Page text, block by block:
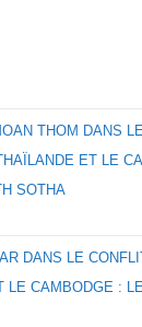
THOM DANS
ET LE
SOTHA
DANS LE
LE CAMBODGE :